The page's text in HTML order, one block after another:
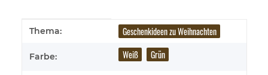
Produkteigenschaft
Wert
Thema: Geschenkideen zu Weihnachten
Farbe: Weiß Grün